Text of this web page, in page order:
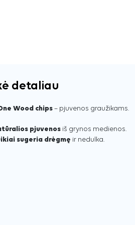
detaliau
Wood chips – pjuvenos graužikams.
pjuvenos iš grynos medienos.
sugeria drėgmę ir nedulka.